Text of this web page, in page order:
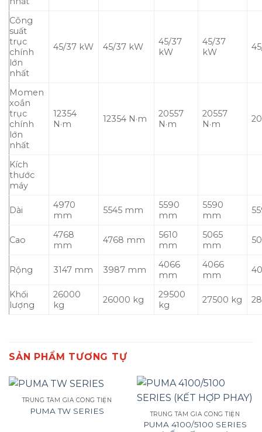
Công
suất
trục
chính
lớn
nhất
45/37 kW 45/37 kW
45/37
kW
45/37
kW
Momen
xoắn
trục
chính
lớn
nhất
12354
N·m
12354 N·m
20557
N·m
20557
N·m
Kích
thước
máy
Dài
4970
mm
5545 mm
5590
mm
5590
mm
Cao
4768
mm
4768 mm
5610
mm
5065
mm
Rộng 3147 mm 3987 mm
4066
mm
4066
mm
Khối
lượng
26000
kg
26000 kg
29500
kg
27500 kg
SẢN PHẨM TƯƠNG TỰ
TRUNG TÂM GIA CÔNG TIỆN
PUMA TW SERIES TRUNG TÂM GIA CÔNG TIỆN
PUMA 4100/5100 SERIES